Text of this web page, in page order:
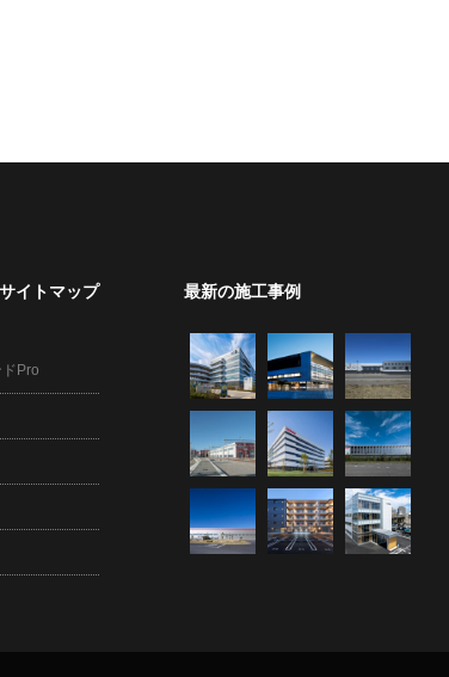
サイトマップ
Pro
最新の施工事例